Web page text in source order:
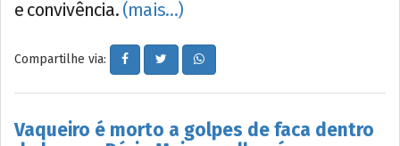
e convivência. (mais…)
Compartilhe via:
Vaqueiro é morto a golpes de faca dentro